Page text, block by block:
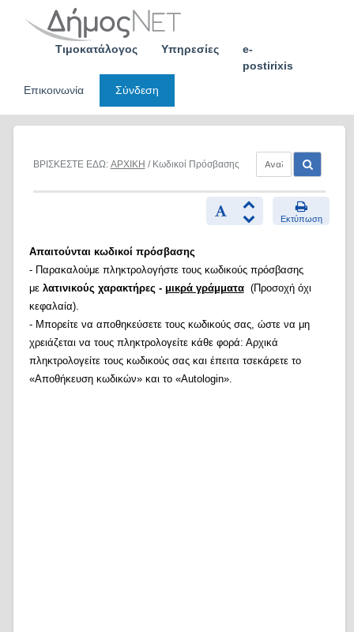
Τιμοκατάλογος Υπηρεσίες
e-
postirixis
Επικοινωνία
Σύνδεση
ΒΡΙΣΚΕΣΤΕ ΕΔΩ: ΑΡΧΙΚΗ / Κωδικοί Πρόσβασης
Εκτύπωση
Απαιτούνται κωδικοί πρόσβασης
- Παρακαλούμε πληκτρολογήστε τους κωδικούς πρόσβασης
με λατινικούς χαρακτήρες - μικρά γράμματα(Προσοχή όχι
κεφαλαία).
- Μπορείτε να αποθηκεύσετε τους κωδικούς σας, ώστε να μη
χρειάζεται να τους πληκτρολογείτε κάθε φορά: Αρχικά
πληκτρολογείτε τους κωδικούς σας και έπειτα τσεκάρετε το
«Αποθήκευση κωδικών» και το «Autologin».